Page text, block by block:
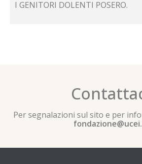
I GENITORI DOLENTI POSERO.
Per segnalazioni sul sito e per